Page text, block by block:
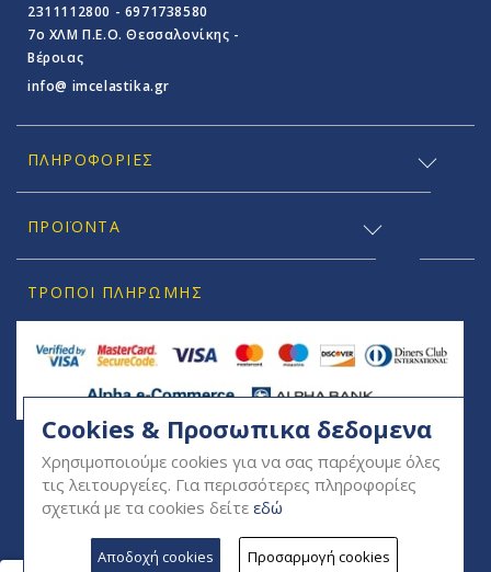
2311112800 - 6971738580
7o ΧΛΜ Π.E.O. Θεσσαλονίκης -
Βέροιας
info@ imcelastika.gr
ΠΛΗΡΟΦΟΡΊΕΣ
ΠΡΟΪΟΝΤΑ
ΤΡΌΠΟΙ ΠΛΗΡΩΜΉΣ
SOCIAL
Cookies & Προσωπικα δεδομενα
Χρησιμοποιούμε cookies για να σας παρέχουμε όλες
τις λειτουργείες. Για περισσότερες πληροφορίες
σχετικά με τα cookies δείτε εδώ
Αποδοχή cookies Προσαρμογή cookies